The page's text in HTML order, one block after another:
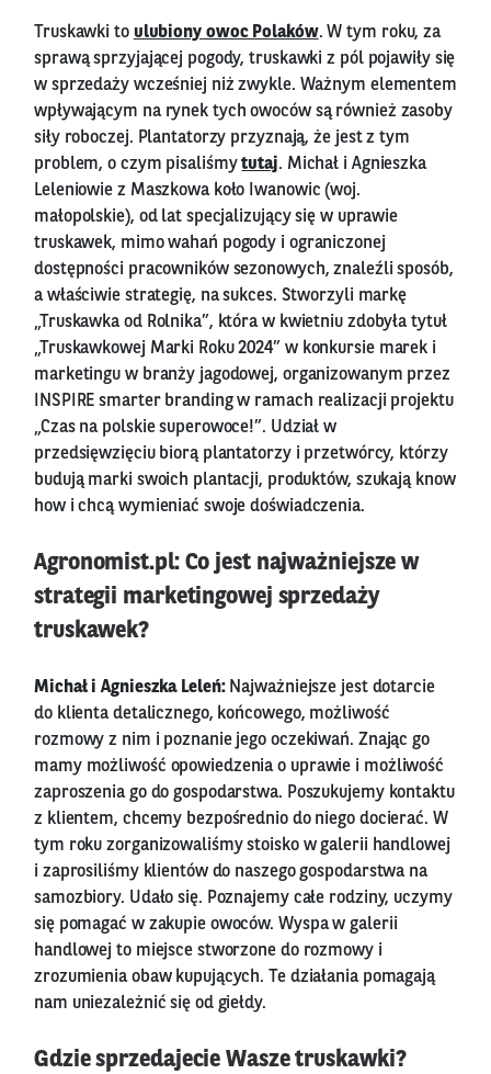
Truskawki to ulubiony owoc Polaków. W tym roku, za
sprawą sprzyjającej pogody, truskawki z pól pojawiły się
w sprzedaży wcześniej niż zwykle. Ważnym elementem
wpływającym na rynek tych owoców są również zasoby
siły roboczej. Plantatorzy przyznają, że jest z tym
problem, o czym pisaliśmytutaj. Michał i Agnieszka
Leleniowie z Maszkowa koło Iwanowic (woj.
małopolskie), od lat specjalizujący się w uprawie
truskawek, mimo wahań pogody i ograniczonej
dostępności pracowników sezonowych, znaleźli sposób,
a właściwie strategię, na sukces. Stworzyli markę
„Truskawka od Rolnika”, która w kwietniu zdobyła tytuł
„Truskawkowej Marki Roku 2024” w konkursie marek i
marketingu w branży jagodowej, organizowanym przez
INSPIRE smarter branding w ramach realizacji projektu
„Czas na polskie superowoce!”. Udział w
przedsięwzięciu biorą plantatorzy i przetwórcy, którzy
budują marki swoich plantacji, produktów, szukają know
how i chcą wymieniać swoje doświadczenia.
Agronomist.pl: Co jest najważniejsze w
strategii marketingowej sprzedaży
truskawek?
Michał i Agnieszka Leleń: Najważniejsze jest dotarcie
do klienta detalicznego, końcowego, możliwość
rozmowy z nim i poznanie jego oczekiwań. Znając go
mamy możliwość opowiedzenia o uprawie i możliwość
zaproszenia go do gospodarstwa. Poszukujemy kontaktu
z klientem, chcemy bezpośrednio do niego docierać. W
tym roku zorganizowaliśmy stoisko w galerii handlowej
i zaprosiliśmy klientów do naszego gospodarstwa na
samozbiory. Udało się. Poznajemy całe rodziny, uczymy
się pomagać w zakupie owoców. Wyspa w galerii
handlowej to miejsce stworzone do rozmowy i
zrozumienia obaw kupujących. Te działania pomagają
nam uniezależnić się od giełdy.
Gdzie sprzedajecie Wasze truskawki?